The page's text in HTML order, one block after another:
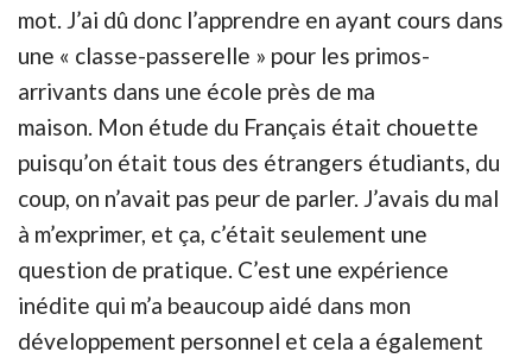
mot. J’ai dû donc l’apprendre en ayant cours dans
une « classe-passerelle » pour les primos-
arrivants dans une école près de ma
maison. Mon étude du Français était chouette
puisqu’on était tous des étrangers étudiants, du
coup, on n’avait pas peur de parler. J’avais du mal
à m’exprimer, et ça, c’était seulement une
question de pratique. C’est une expérience
inédite qui m’a beaucoup aidé dans mon
développement personnel et cela a également